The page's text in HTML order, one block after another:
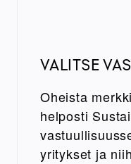
VALITSE
Oheista
helposti
yritykset ja